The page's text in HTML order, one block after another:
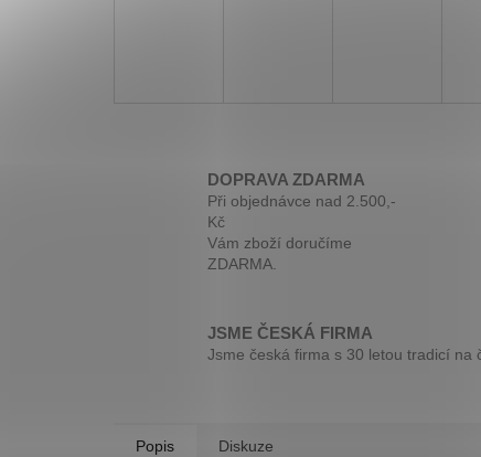
DOPRAVA ZDARMA
Při objednávce nad 2.500,-
Kč
Vám zboží doručíme
ZDARMA.
JSME ČESKÁ FIRMA
Jsme česká firma s 30 letou tradicí na
Popis Diskuze